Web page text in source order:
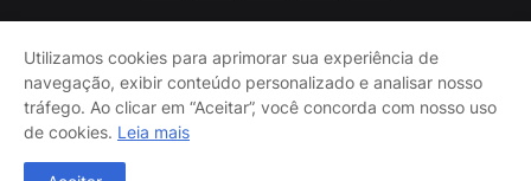
@ASSPRA RN Todos os direitos reservados. Design por
Início Quem Somos
Política de Privacidade
Contate-nos
Utilizamos cookies para aprimorar sua experiência de
navegação, exibir conteúdo personalizado e analisar nosso
tráfego. Ao clicar em “Aceitar”, você concorda com nosso uso
de cookies. Leia mais